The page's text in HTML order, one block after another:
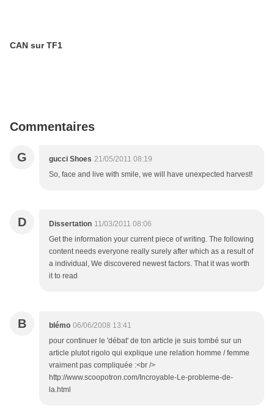
CAN sur TF1
Commentaires
G gucci Shoes 21/05/2011 08:19
So, face and live with smile, we will have unexpected harvest!
D Dissertation 11/03/2011 08:06
Get the information your current piece of writing. The following
content needs everyone really surely after which as a result of
a individual, We discovered newest factors. That it was worth
it to read
B blémo 06/06/2008 13:41
pour continuer le 'débat' de ton article je suis tombé sur un
article plutot rigolo qui explique une relation homme / femme
vraiment pas compliquée :<br />
http://www.scoopotron.com/Incroyable-Le-probleme-de-
la.html